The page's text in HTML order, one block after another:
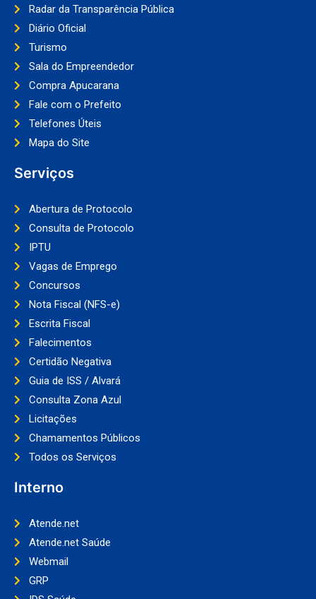
Radar da Transparência Pública
Diário Oficial
Turismo
Sala do Empreendedor
Compra Apucarana
Fale com o Prefeito
Telefones Úteis
Mapa do Site
Serviços
Abertura de Protocolo
Consulta de Protocolo
IPTU
Vagas de Emprego
Concursos
Nota Fiscal (NFS-e)
Escrita Fiscal
Falecimentos
Certidão Negativa
Guia de ISS / Alvará
Consulta Zona Azul
Licitações
Chamamentos Públicos
Todos os Serviços
Interno
Atende.net
Atende.net Saúde
Webmail
GRP